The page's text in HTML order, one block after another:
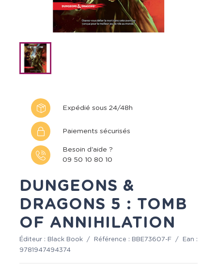
Expédié sous 24/48h
Paiements sécurisés
Besoin d'aide ?
09 50 10 80 10
DUNGEONS &
DRAGONS 5 : TOMB
OF ANNIHILATION
Éditeur : Black Book / Référence : BBE73607-F /
Ean :
9781947494374